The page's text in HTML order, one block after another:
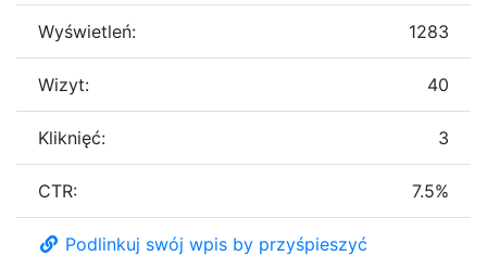
Wyświetleń: 1283
Wizyt: 40
Kliknięć: 3
CTR: 7.5%
Podlinkuj swój wpis by przyśpieszyć